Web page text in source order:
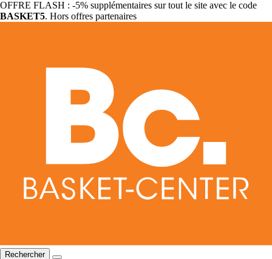
OFFRE FLASH : -5% supplémentaires sur tout le site avec le code
BASKET5. Hors offres partenaires
Rechercher